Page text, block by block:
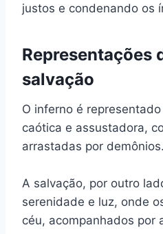
justos e condenando os
Representações
salvação
O inferno é
caótica e assustadora,
arrastadas por demônios.
A salvação, por outro
serenidade e luz, onde
céu, acompanhados por